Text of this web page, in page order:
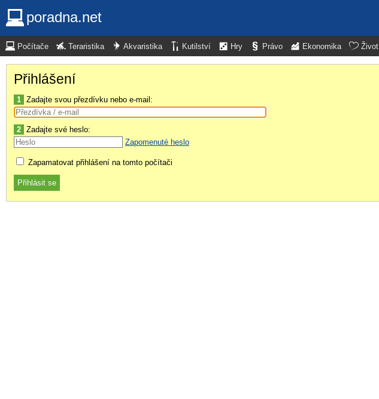
poradna.net
Počítače Teraristika Akvaristika Kutilství Hry Právo Ekonomika Život
Přihlášení
1 Zadajte svou přezdívku nebo e-mail:
2 Zadajte své heslo:
Zapomenuté heslo
Zapamatovat přihlášení na tomto počítači